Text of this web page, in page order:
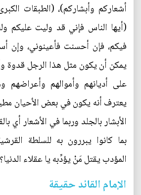
(أيها الناس فإني قد وليت عليكم
فيكم، فإن أحسنت فأعينوني، وإن
يمكن أن يكون مثل هذا الرجل قدوة
على أديانهم وأموالهم وأعراضهم
يعترف أنه يكون في بعض الأحيان
الأبشار بالجلد وربما في الأشعار أي
بما كانوا يبررون به للسلطة
المؤدب يقتل مَنْ يؤدِّبه يا عقلاء الدنيا؟
الإمام القائد حقيقة